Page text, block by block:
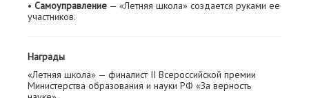
• Самоуправление — «Летняя школа» создается руками ее
участников.
Награды
«Летняя школа» — финалист II Всероссийской премии
Министерства образования и науки РФ «За верность